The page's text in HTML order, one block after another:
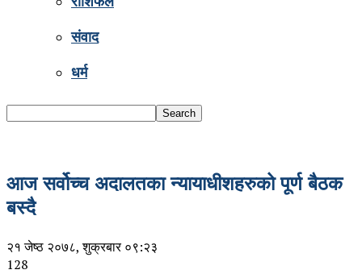
संवाद
धर्म
आज सर्वोच्च अदालतका न्यायाधीशहरुको पूर्ण बैठक
बस्दै
२१ जेष्ठ २०७८, शुक्रबार ०९:२३
128